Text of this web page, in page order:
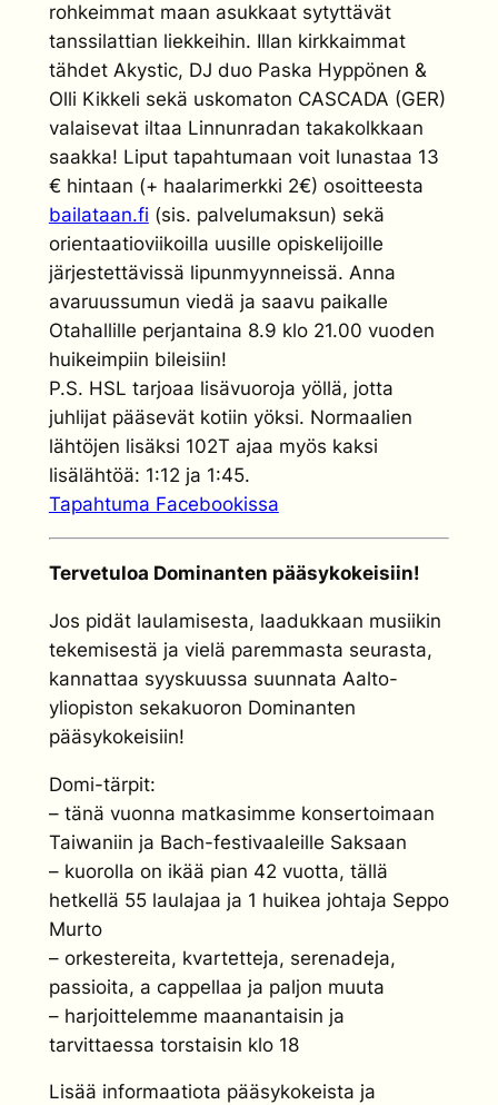
rohkeimmat maan asukkaat sytyttävät
tanssilattian liekkeihin. Illan kirkkaimmat
tähdet Akystic, DJ duo Paska Hyppönen &
Olli Kikkeli sekä uskomaton CASCADA (GER)
valaisevat iltaa Linnunradan takakolkkaan
saakka! Liput tapahtumaan voit lunastaa 13
€ hintaan (+ haalarimerkki 2€) osoitteesta
bailataan.fi (sis. palvelumaksun) sekä
orientaatioviikoilla uusille opiskelijoille
järjestettävissä lipunmyynneissä. Anna
avaruussumun viedä ja saavu paikalle
Otahallille perjantaina 8.9 klo 21.00 vuoden
huikeimpiin bileisiin!
P.S. HSL tarjoaa lisävuoroja yöllä, jotta
juhlijat pääsevät kotiin yöksi. Normaalien
lähtöjen lisäksi 102T ajaa myös kaksi
lisälähtöä: 1:12 ja 1:45.
Tapahtuma Facebookissa
Tervetuloa Dominanten pääsykokeisiin!
Jos pidät laulamisesta, laadukkaan musiikin
tekemisestä ja vielä paremmasta seurasta,
kannattaa syyskuussa suunnata Aalto-
yliopiston sekakuoron Dominanten
pääsykokeisiin!
Domi-tärpit:
– tänä vuonna matkasimme konsertoimaan
Taiwaniin ja Bach-festivaaleille Saksaan
– kuorolla on ikää pian 42 vuotta, tällä
hetkellä 55 laulajaa ja 1 huikea johtaja Seppo
Murto
– orkestereita, kvartetteja, serenadeja,
passioita, a cappellaa ja paljon muuta
– harjoittelemme maanantaisin ja
tarvittaessa torstaisin klo 18
Lisää informaatiota pääsykokeista ja